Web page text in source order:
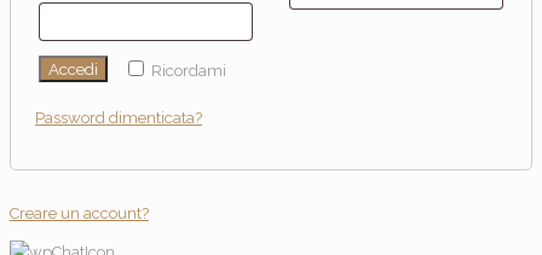
Ricordami
Accedi
Password dimenticata?
Creare un account?